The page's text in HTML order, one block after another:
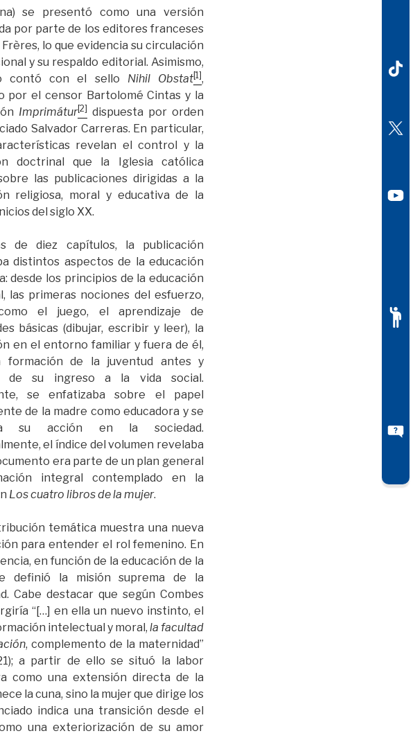
se presentó como una versión
por parte de los editores franceses
lo que evidencia su circulación
y su respaldo editorial. Asimismo,
contó con el sello Nihil Obstat[1],
por el censor Bartolomé Cintas y la
Imprimátur[2] dispuesta por orden
Salvador Carreras. En particular,
revelan el control y la
doctrinal que la Iglesia católica
las publicaciones dirigidas a la
religiosa, moral y educativa de la
del siglo XX.
de diez capítulos, la publicación
distintos aspectos de la educación
desde los principios de la educación
las primeras nociones del esfuerzo,
el juego, el aprendizaje de
básicas (dibujar, escribir y leer), la
en el entorno familiar y fuera de él,
formación de la juventud antes y
de su ingreso a la vida social.
se enfatizaba sobre el papel
de la madre como educadora y se
su acción en la sociedad.
el índice del volumen revelaba
era parte de un plan general
integral contemplado en la
Los cuatro libros de la mujer.
temática muestra una nueva
para entender el rol femenino. En
en función de la educación de la
definió la misión suprema de la
Cabe destacar que según Combes
“[…] en ella un nuevo instinto, el
intelectual y moral, la facultad
, complemento de la maternidad”
a partir de ello se situó la labor
como una extensión directa de la
la cuna, sino la mujer que dirige los
indica una transición desde el
una exteriorización de su amor